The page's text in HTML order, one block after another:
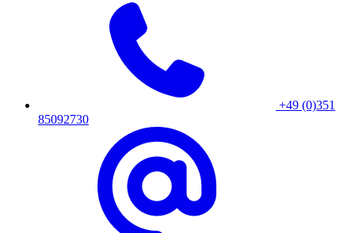
+49 (0)351
85092730